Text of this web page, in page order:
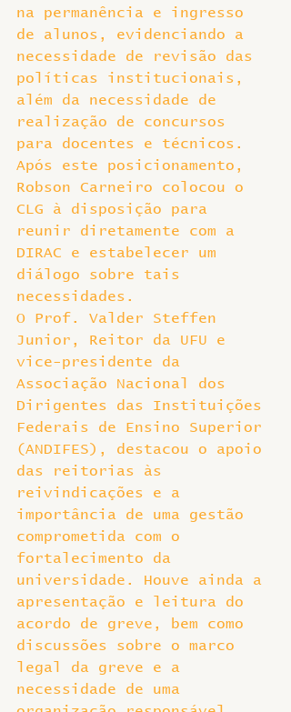
na permanência e ingresso
de alunos, evidenciando a
necessidade de revisão das
políticas institucionais,
além da necessidade de
realização de concursos
para docentes e técnicos.
Após este posicionamento,
Robson Carneiro colocou o
CLG à disposição para
reunir diretamente com a
DIRAC e estabelecer um
diálogo sobre tais
necessidades.
O Prof. Valder Steffen
Junior, Reitor da UFU e
vice-presidente da
Associação Nacional dos
Dirigentes das Instituições
Federais de Ensino Superior
(ANDIFES), destacou o apoio
das reitorias às
reivindicações e a
importância de uma gestão
comprometida com o
fortalecimento da
universidade. Houve ainda a
apresentação e leitura do
acordo de greve, bem como
discussões sobre o marco
legal da greve e a
necessidade de uma